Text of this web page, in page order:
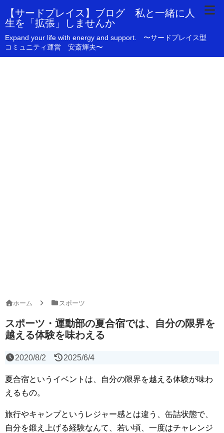
【サードプレイス】ブログ 私と一緒に人
生を「拡張」しませんか
Expand your life with energy and support. 〜サードプレイス型
コミュニティ運営 安斎輝夫〜
ホーム スポーツ
スポーツ・運動部の夏合宿では、自分の限界を
越える体験を味わえる
2020/8/2 2025/6/4
夏合宿というイベントは、自分の限界を越える体験が味わ
えるもの。
旅行やキャンプというレジャー感とは違う、缶詰状態で、
自分を鍛え上げる経験なんて、若い頃、一度はチャレンジ